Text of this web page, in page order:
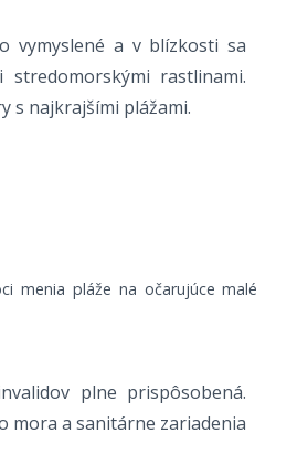
vymyslené a v blízkosti sa
stredomorskými rastlinami.
s najkrajšími plážami.
menia pláže na očarujúce malé
plne prispôsobená.
mora a sanitárne zariadenia